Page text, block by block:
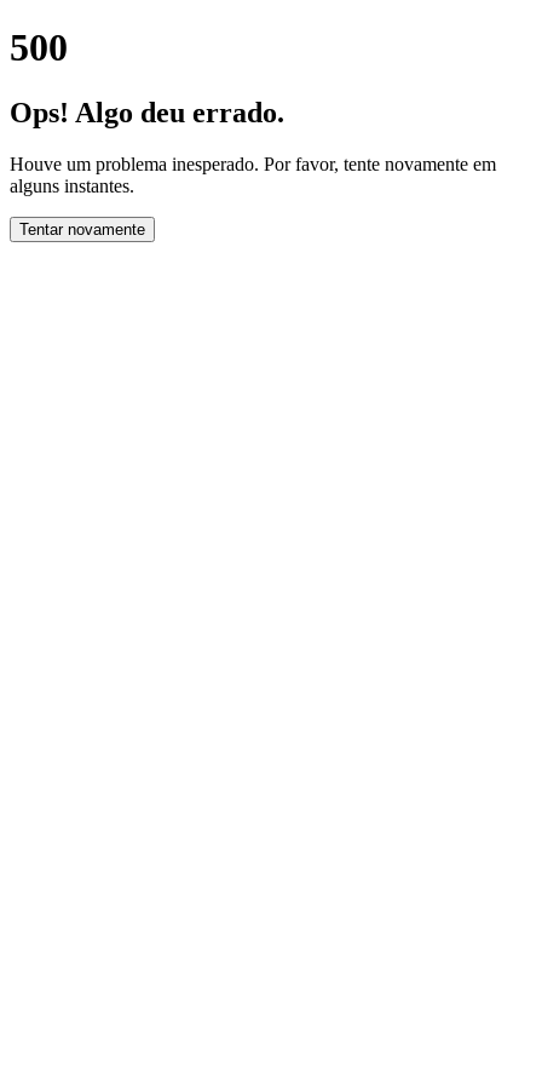
500
Ops! Algo deu errado.
Houve um problema inesperado. Por favor, tente novamente em
alguns instantes.
Tentar novamente